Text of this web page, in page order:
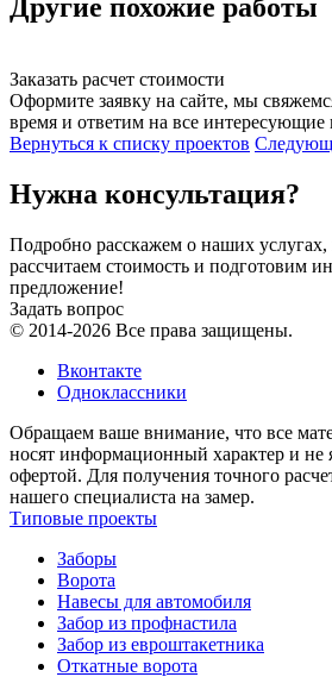
Другие похожие работы
Заказать расчет стоимости
Оформите заявку на сайте, мы
время и ответим на все интересующие
Вернуться к списку проектов
Нужна консультация?
Подробно расскажем о наших услугах,
рассчитаем стоимость и подготовим
предложение!
Задать вопрос
© 2014-2026 Все права защищены.
Вконтакте
Одноклассники
Обращаем ваше внимание, что все
носят информационный характер и не
офертой. Для получения точного
нашего специалиста на замер.
Типовые проекты
Заборы
Ворота
Навесы для автомобиля
Забор из профнастила
Забор из евроштакетника
Откатные ворота